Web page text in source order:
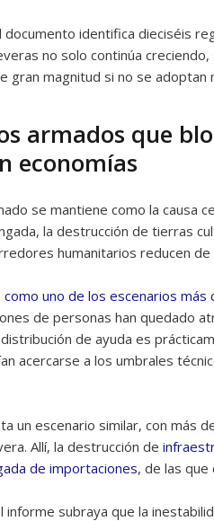
documento identifica dieciséis
no solo continúa
gran magnitud si no se
armados que
economías
se mantiene como la causa
la destrucción de tierras
humanitarios reducen
como uno de los escenarios más
de personas han quedado
de ayuda es
acercarse a los umbrales
un escenario similar, con más
Allí, la destrucción de
de importaciones, de las
informe subraya que la